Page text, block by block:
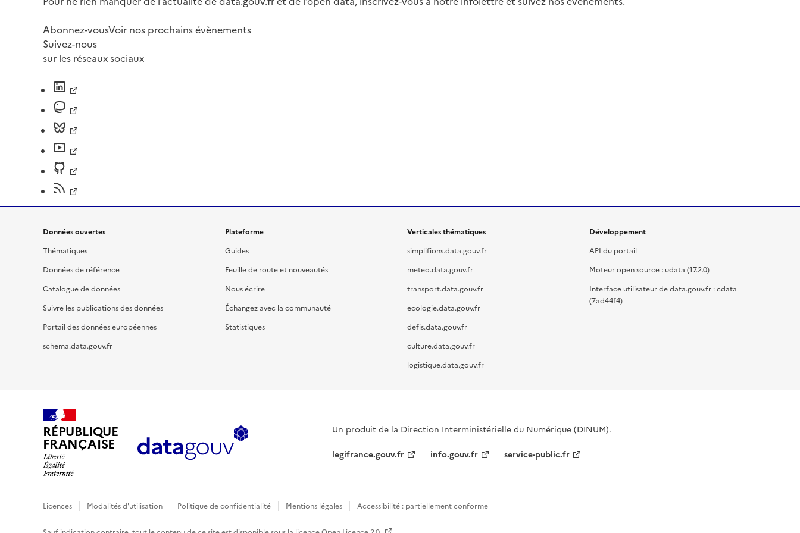
Abonnez-vousVoir nos prochains évènements
Suivez-nous
sur les réseaux sociaux
Données ouvertes
Thématiques
Données de référence
Catalogue de données
Suivre les publications des données
Portail des données européennes
schema.data.gouv.fr
Plateforme
Guides
Feuille de route et nouveautés
Nous écrire
Échangez avec la communauté
Statistiques
Verticales thématiques
simplifions.data.gouv.fr
meteo.data.gouv.fr
transport.data.gouv.fr
ecologie.data.gouv.fr
defis.data.gouv.fr
culture.data.gouv.fr
logistique.data.gouv.fr
Développement
API du portail
Moteur open source : udata (17.2.0)
Interface utilisateur de data.gouv.fr : cdata
(7ad44f4)
RÉPUBLIQUE
FRANÇAISE
Un produit de la Direction Interministérielle du Numérique (DINUM).
legifrance.gouv.fr
info.gouv.fr service-public.fr
Licences Modalités d'utilisation Politique de confidentialité Mentions légales Accessibilité : partiellement conforme